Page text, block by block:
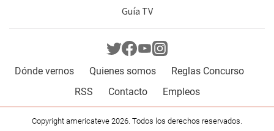
Guía TV
Dónde vernos Quienes somos
Reglas Concurso
RSS
Contacto Empleos
Copyright americateve 2026. Todos los derechos reservados.